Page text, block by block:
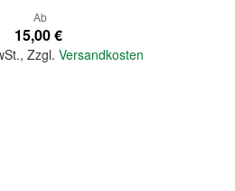
Ab
15,00 €
,Zzgl.Versandkosten